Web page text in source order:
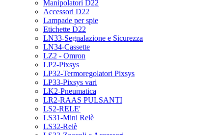
Manipolatori D22
Accessori D22
Lampade per spie
Etichette D22
LN33-Segnalazione e Sicurezza
LN34-Cassette
LZ2 - Omron
LP2-Pixsys
LP32-Termoregolatori Pixsys
LP33-Pixsys vari
LK2-Pneumatica
LR2-RAAS PULSANTI
LS2-RELE'
LS31-Mini Relè
LS32-Relè